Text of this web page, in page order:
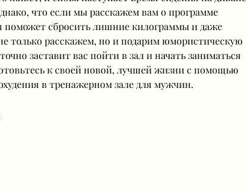
что если мы расскажем вам о программе
поможет сбросить лишние килограммы и даже
только расскажем, но и подарим юмористическую
заставит вас пойти в зал и начать заниматься
к своей новой, лучшей жизни с помощью
в тренажерном зале для мужчин.